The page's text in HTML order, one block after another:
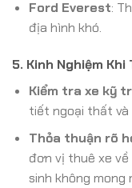
Ford Everest:
địa hình khó.
5. Kinh Nghiệm Khi
Kiểm tra xe kỹ
tiết ngoại thất và
Thỏa thuận rõ
đơn vị thuê xe
sinh không mong